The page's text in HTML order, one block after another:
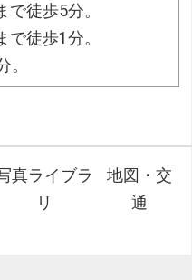
徒歩5分。
徒歩1分。
。
真ライブラ
リ
地図・交
通